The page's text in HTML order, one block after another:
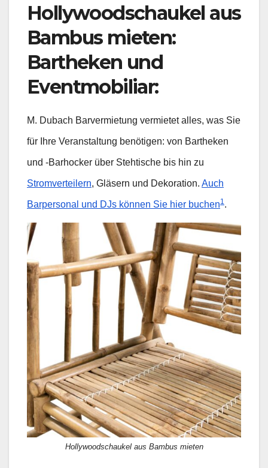
Hollywoodschaukel aus
Bambus mieten:
Bartheken und
Eventmobiliar:
M. Dubach Barvermietung vermietet alles, was Sie
für Ihre Veranstaltung benötigen: von Bartheken
und -Barhocker über Stehtische bis hin zu
Stromverteilern, Gläsern und Dekoration. Auch
Barpersonal und DJs können Sie hier buchen1 .
Hollywoodschaukel aus Bambus mieten